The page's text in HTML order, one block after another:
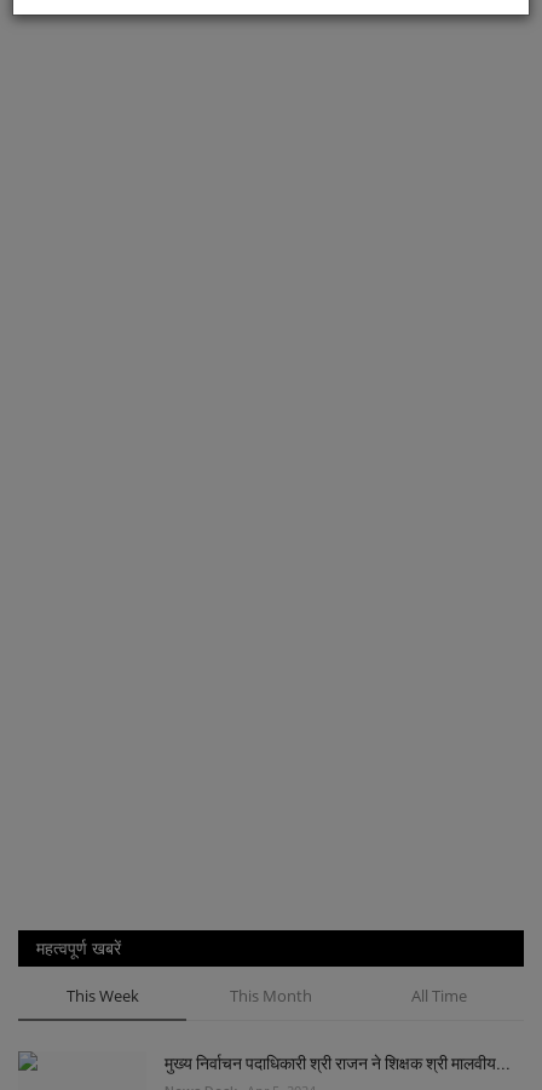
महत्वपूर्ण खबरें
This Week This Month All Time
मुख्य निर्वाचन पदाधिकारी श्री राजन ने शिक्षक श्री मालवीय...